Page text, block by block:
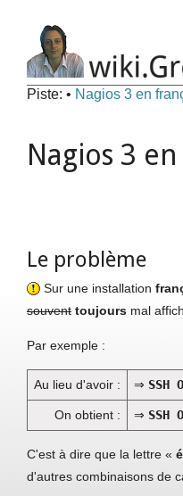
Piste: • Nagios 3 en
Nagios 3
Le problème
Sur une installation
souvent toujours mal
Par exemple :
Au lieu d'avoir : ⇒ SSH
On obtient : ⇒ SSH
C'est à dire que la lettre « é
d'autres combinaisons de